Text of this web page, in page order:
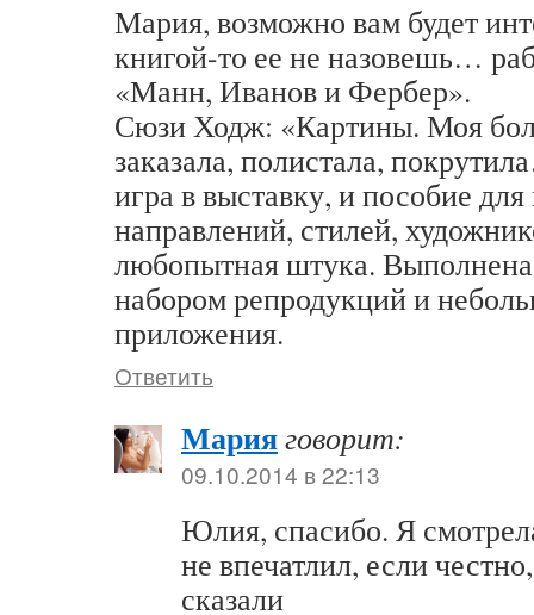
Мария, возможно вам будет
книгой-то ее не назовешь…
«Манн, Иванов и Фербер».
Сюзи Ходж: «Картины. Моя
заказала, полистала,
игра в выставку, и пособие для
направлений, стилей,
любопытная штука. Выполнена
набором репродукций и
приложения.
Ответить
Марияговорит:
09.10.2014 в 22:13
Юлия, спасибо. Я
не впечатлил, если
сказали